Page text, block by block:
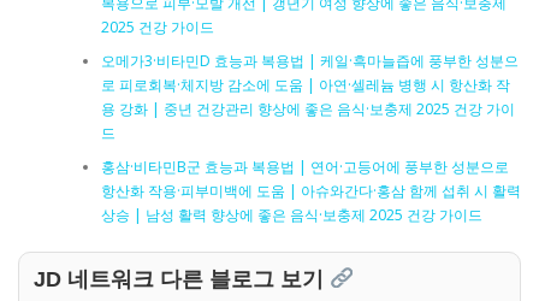
2025 건강 가이드
오메가3·비타민D 효능과 복용법 | 케일·흑마늘즙에 풍부한 성분으
로 피로회복·체지방 감소에 도움 | 아연·셀레늄 병행 시 항산화 작
용 강화 | 중년 건강관리 향상에 좋은 음식·보충제 2025 건강 가이
드
홍삼·비타민B군 효능과 복용법 | 연어·고등어에 풍부한 성분으로
항산화 작용·피부미백에 도움 | 아슈와간다·홍삼 함께 섭취 시 활력
상승 | 남성 활력 향상에 좋은 음식·보충제 2025 건강 가이드
JD 네트워크 다른 블로그 보기